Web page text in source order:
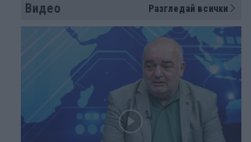
Видео Разгледай всички